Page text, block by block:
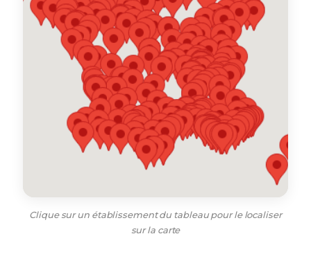
Clique sur un établissement du tableau pour le localiser
sur la carte